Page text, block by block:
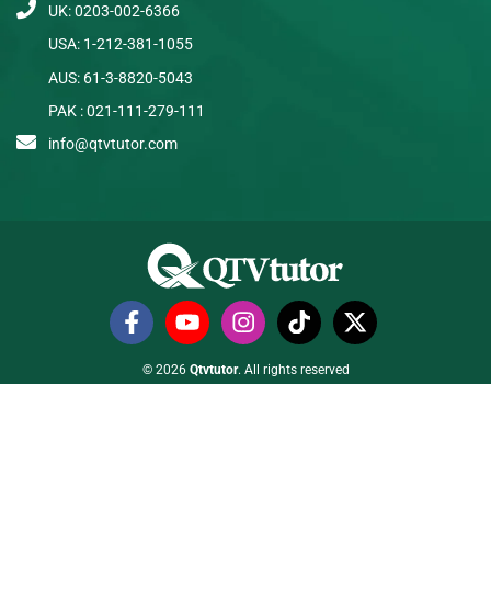
UK: 0203-002-6366
USA: 1-212-381-1055
AUS: 61-3-8820-5043
PAK : 021-111-279-111
info@qtvtutor.com
© 2026 Qtvtutor. All rights reserved